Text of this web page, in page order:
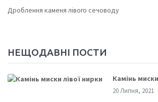
Дроблення каменя лівого сечоводу
НЕЩОДАВНІ ПОСТИ
Камінь
20 Липня, 2021